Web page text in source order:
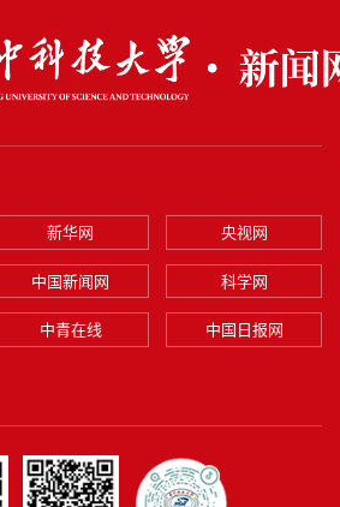
新华网 央视网
中国新闻网 科学网
中青在线 中国日报网